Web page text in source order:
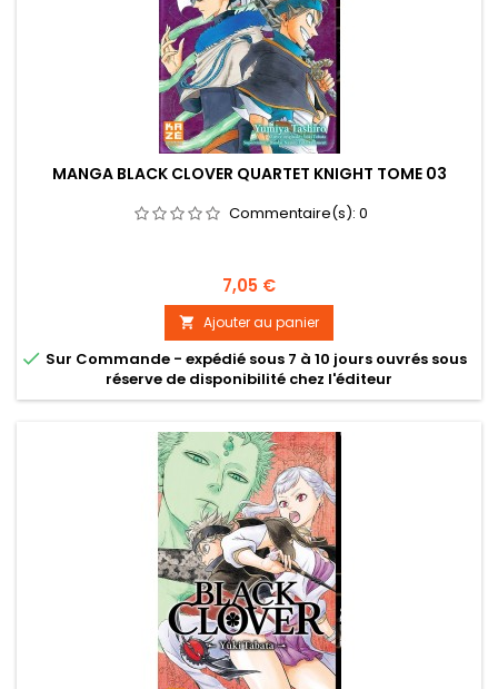
MANGA BLACK CLOVER QUARTET KNIGHT TOME 03
Commentaire(s): 0
Prix
7,05 €
 Ajouter au panier
 Sur Commande - expédié sous 7 à 10 jours ouvrés sous
réserve de disponibilité chez l'éditeur